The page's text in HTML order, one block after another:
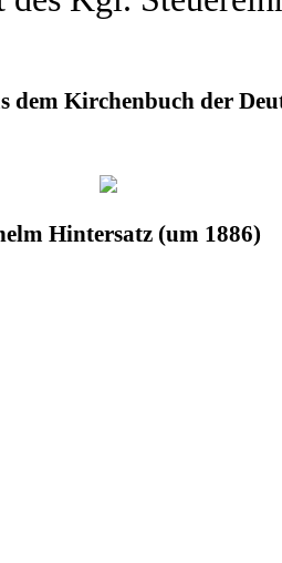
dem Kirchenbuch der
Hintersatz (um 1886)